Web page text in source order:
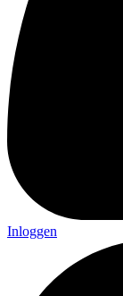
Inloggen